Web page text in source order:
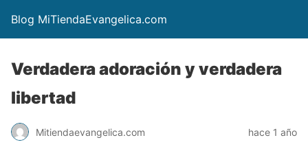
Blog MiTiendaEvangelica.com
Verdadera adoración y verdadera
libertad
Mitiendaevangelica.com hace 1 año